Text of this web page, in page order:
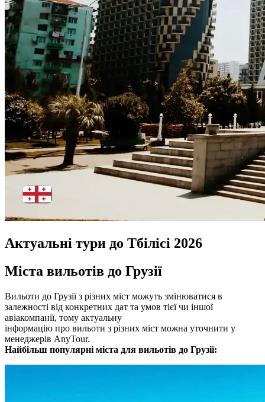
Актуальні тури до Тбілісі 2026
Міста вильотів до Грузії
Вильоти до Грузії з різних міст можуть змінюватися в
залежності від конкретних дат та умов тієї чи іншої
авіакомпанії, тому актуальну
інформацію про вильоти з різних міст можна уточнити у
менеджерів AnyTour.
Найбільш популярні міста для вильотів до Грузії: